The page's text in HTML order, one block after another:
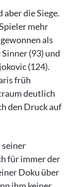
die Siege.
mehr
als
(93) und
(124).
früh
deutlich
den Druck auf
seiner
für immer der
Doku über